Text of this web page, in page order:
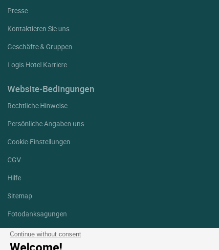
Continue without consent
Presse
Kontaktieren Sie uns
Geschäfte & Gruppen
Logis Hotel Karriere
Website-Bedingungen
Rechtliche Hinweise
Persönliche Angaben uns
Cookie-Einstellungen
CGV
Hilfe
Sitemap
Fotodanksagungen
Folgen Sie uns
Facebook